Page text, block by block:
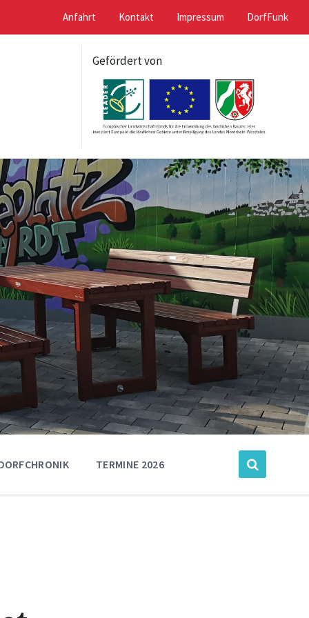
Anfahrt Kontakt Impressum DorfFunk
Gefördert von
TERMINE 2026